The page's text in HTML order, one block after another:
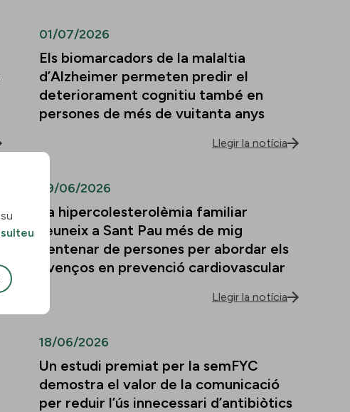
01/07/2026
Els biomarcadors de la malaltia
d’Alzheimer permeten predir el
deteriorament cognitiu també en
persones de més de vuitanta anys
Llegir la notícia
29/06/2026
La hipercolesterolèmia familiar
reuneix a Sant Pau més de mig
centenar de persones per abordar els
avenços en prevenció cardiovascular
Llegir la notícia
18/06/2026
Un estudi premiat per la semFYC
demostra el valor de la comunicació
per reduir l’ús innecessari d’antibiòtics